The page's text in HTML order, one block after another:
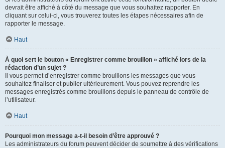
devrait être affiché à côté du message que vous souhaitez rapporter. En
cliquant sur celui-ci, vous trouverez toutes les étapes nécessaires afin de
rapporter le message.
Haut
À quoi sert le bouton « Enregistrer comme brouillon » affiché lors de la
rédaction d’un sujet ?
Il vous permet d’enregistrer comme brouillons les messages que vous
souhaitez finaliser et publier ultérieurement. Vous pouvez reprendre les
messages enregistrés comme brouillons depuis le panneau de contrôle de
l’utilisateur.
Haut
Pourquoi mon message a-t-il besoin d’être approuvé ?
Les administrateurs du forum peuvent décider de soumettre à des vérifications